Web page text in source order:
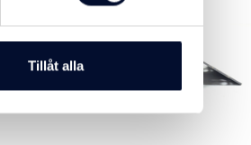
Tillåt alla